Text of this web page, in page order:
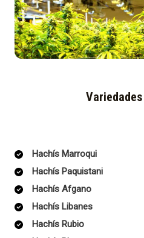
Hachís Marroqui
Hachís Paquistani
Hachís Afgano
Hachís Libanes
Hachís Rubio